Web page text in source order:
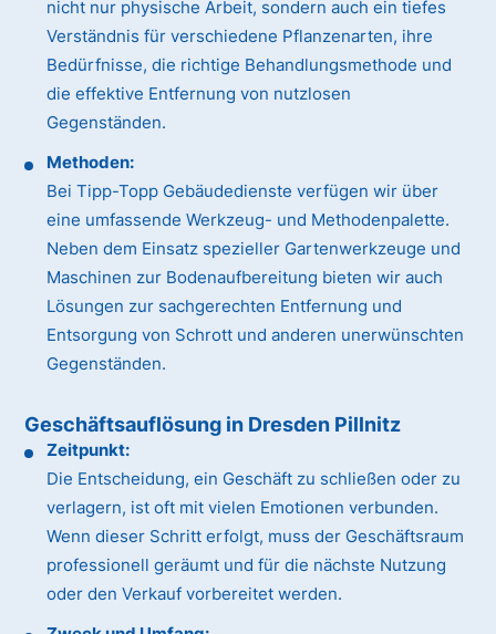
nicht nur physische Arbeit, sondern auch ein tiefes
Verständnis für verschiedene Pflanzenarten, ihre
Bedürfnisse, die richtige Behandlungsmethode und
die effektive Entfernung von nutzlosen
Gegenständen.
Methoden:
Bei Tipp-Topp Gebäudedienste verfügen wir über
eine umfassende Werkzeug- und Methodenpalette.
Neben dem Einsatz spezieller Gartenwerkzeuge und
Maschinen zur Bodenaufbereitung bieten wir auch
Lösungen zur sachgerechten Entfernung und
Entsorgung von Schrott und anderen unerwünschten
Gegenständen.
Geschäftsauflösung in Dresden Pillnitz
Zeitpunkt:
Die Entscheidung, ein Geschäft zu schließen oder zu
verlagern, ist oft mit vielen Emotionen verbunden.
Wenn dieser Schritt erfolgt, muss der Geschäftsraum
professionell geräumt und für die nächste Nutzung
oder den Verkauf vorbereitet werden.